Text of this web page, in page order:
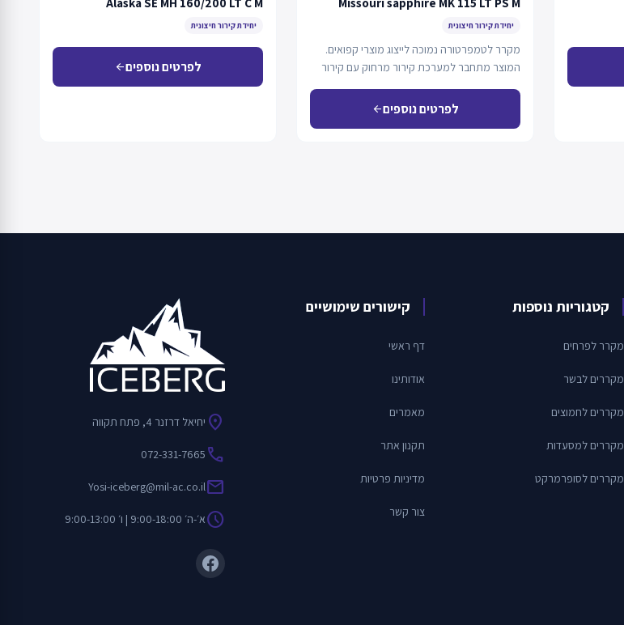
יחידת קירור חיצונית
מקרר לטמפרטורה נמוכה לייצוג מוצרי קפואים.
המוצר מתחבר למערכת קירור מרחוק עם קירור
לפרטים נוספיםarrow_back
יחידת קירור חיצונית
לפרטים נוספיםarrow_back
קטגוריות נוספות
מקרר לפרחים
מקררים לבשר
מקררים לחמוצים
מקררים למסעדות
מקררים לסופרמרקט
קישורים שימושיים
דף ראשי
אודותינו
מאמרים
תקנון אתר
מדיניות פרטיות
צור קשר
location_on יחיאל דרזנר 4, פתח תקווה
call
072-331-7665
mail
Yosi-iceberg@mil-ac.co.il
scheduleא׳-ה׳ 9:00-18:00 | ו׳ 9:00-13:00